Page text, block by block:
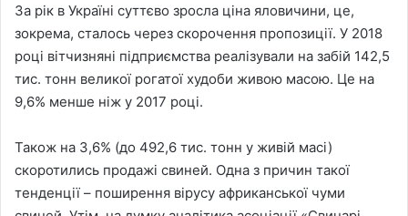
l
За рік в Україні суттєво зросла ціна яловичини, це,
зокрема, сталось через скорочення пропозиції. У 2018
році вітчизняні підприємства реалізували на забій 142,5
тис. тонн великої рогатої худоби живою масою. Це на
9,6% менше ніж у 2017 році.
Також на 3,6% (до 492,6 тис. тонн у живій масі)
скоротились продажі свиней. Одна з причин такої
тенденції – поширення вірусу африканської чуми